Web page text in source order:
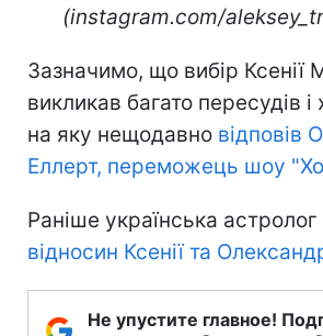
(instagram.com/
Зазначимо, що вибір Ксенії
викликав багато пересудів
на яку нещодавно відповів
Еллерт, переможець шоу
Раніше українська астролог
відносин Ксенії та
Не упустите главное!